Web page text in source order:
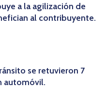
a la agilización de
al contribuyente.
se retuvieron 7
automóvil.